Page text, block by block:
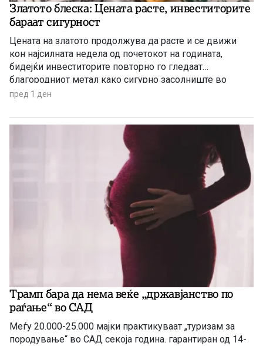
Златото блеска: Цената расте, инвеститорите
бараат сигурност
Цената на златото продолжува да расте и се движи
кон најсилната недела од почетокот на годината,
бидејќи инвеститорите повторно го гледаат
благородниот метал како сигурно засолниште во
услови на глобална економска неизвесност.
пред 1 ден
Трамп бара да нема веќе „државјанство по
раѓање“ во САД
Меѓу 20.000-25.000 мајки практикуваат „туризам за
породување“ во САД секоја година. гарантиран од 14-